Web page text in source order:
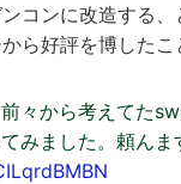
コンに改造する
ら好評を博したこ
々から考えてた
みました。頼ん